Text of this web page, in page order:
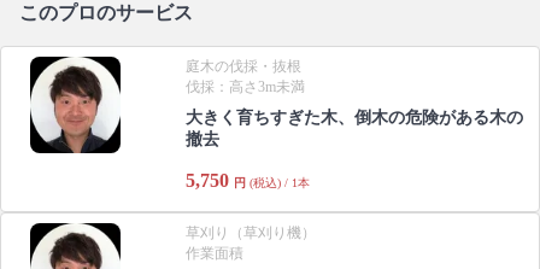
このプロのサービス
庭木の伐採・抜根
伐採：高さ3m未満
大きく育ちすぎた木、倒木の危険がある木の
撤去
5,750 円 (税込) / 1本
草刈り（草刈り機）
作業面積